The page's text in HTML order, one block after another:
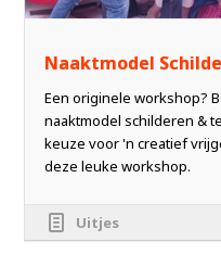
Naaktmodel
Een originele workshop?
naaktmodel schilderen &
keuze voor 'n creatief
deze leuke workshop.
Uitjes